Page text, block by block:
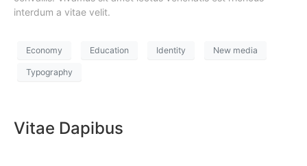
interdum a vitae velit.
Economy Education Identity New media
Typography
Vitae Dapibus